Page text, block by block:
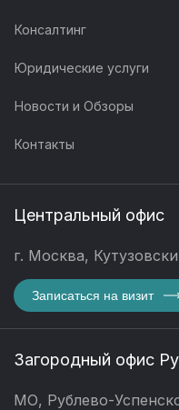
Консалтинг
Юридические услуги
Новости и Обзоры
Контакты
Центральный офис
г. Москва,
Записаться на визит
Загородный офис
МО, Рублево-